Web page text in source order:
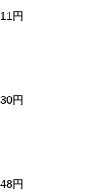
円
円
円